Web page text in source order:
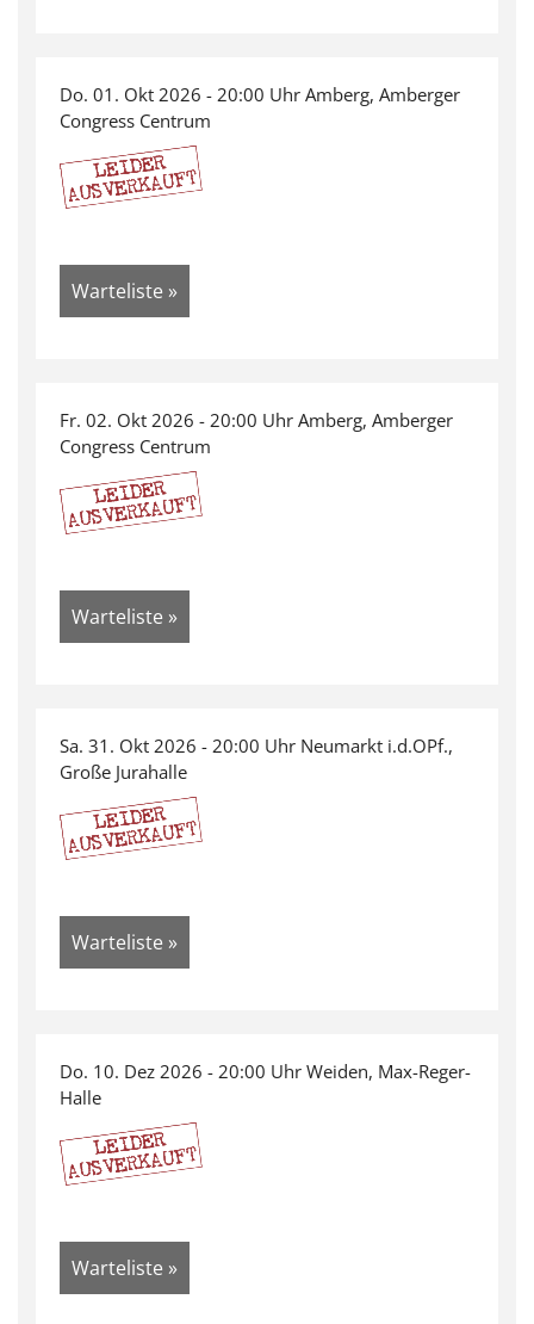
Do. 01. Okt 2026 - 20:00 Uhr Amberg, Amberger
Congress Centrum
Warteliste »
Fr. 02. Okt 2026 - 20:00 Uhr Amberg, Amberger
Congress Centrum
Warteliste »
Sa. 31. Okt 2026 - 20:00 Uhr Neumarkt i.d.OPf.,
Große Jurahalle
Warteliste »
Do. 10. Dez 2026 - 20:00 Uhr Weiden, Max-Reger-
Halle
Warteliste »